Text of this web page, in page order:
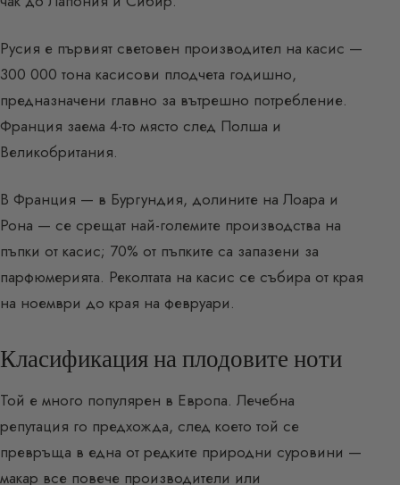
Русия е първият световен производител на касис —
300 000 тона касисови плодчета годишно,
предназначени главно за вътрешно потребление.
Франция заема 4-то място след Полша и
Великобритания.
В Франция — в Бургундия, долините на Лоара и
Рона — се срещат най-големите производства на
пъпки от касис; 70% от пъпките са запазени за
парфюмерията. Реколтата на касис се събира от края
на ноември до края на февруари.
Класификация на плодовите ноти
Той е много популярен в Европа. Лечебна
репутация го предхожда, след което той се
превръща в една от редките природни суровини —
макар все повече производители или